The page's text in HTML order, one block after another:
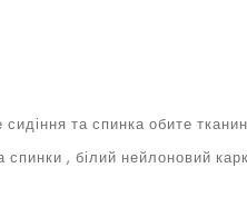
та спинка обите
, білий нейлоновий